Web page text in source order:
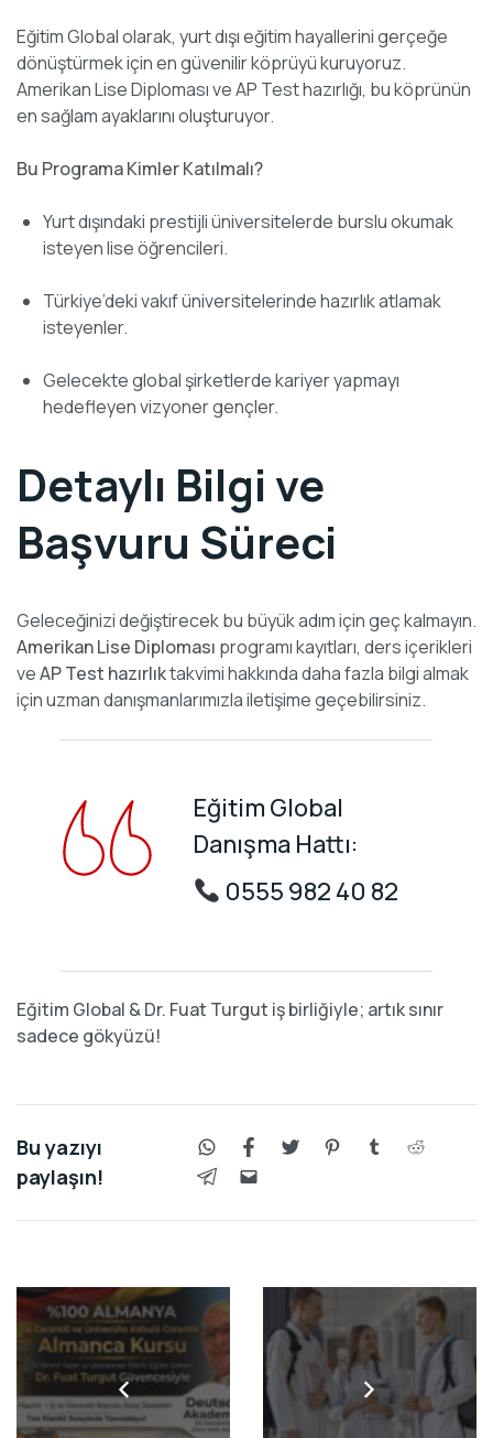
Eğitim Global olarak, yurt dışı eğitim hayallerini gerçeğe
dönüştürmek için en güvenilir köprüyü kuruyoruz.
Amerikan Lise Diploması ve AP Test hazırlığı, bu köprünün
en sağlam ayaklarını oluşturuyor.
Bu Programa Kimler Katılmalı?
Yurt dışındaki prestijli üniversitelerde burslu okumak
isteyen lise öğrencileri.
Türkiye’deki vakıf üniversitelerinde hazırlık atlamak
isteyenler.
Gelecekte global şirketlerde kariyer yapmayı
hedefleyen vizyoner gençler.
Detaylı Bilgi ve
Başvuru Süreci
Geleceğinizi değiştirecek bu büyük adım için geç kalmayın.
Amerikan Lise Diploması programı kayıtları, ders içerikleri
veAP Test hazırlıktakvimi hakkında daha fazla bilgi almak
için uzman danışmanlarımızla iletişime geçebilirsiniz.
Eğitim Global
Danışma Hattı:
0555 982 40 82
Eğitim Global & Dr. Fuat Turgut iş birliğiyle; artık sınır
sadece gökyüzü!
Bu yazıyı
paylaşın!